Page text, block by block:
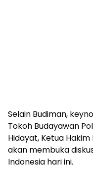
Selain Budiman,
Tokoh Budayawan
Hidayat, Ketua Hakim
akan membuka
Indonesia hari ini.